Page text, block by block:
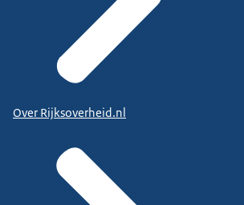
Over Rijksoverheid.nl